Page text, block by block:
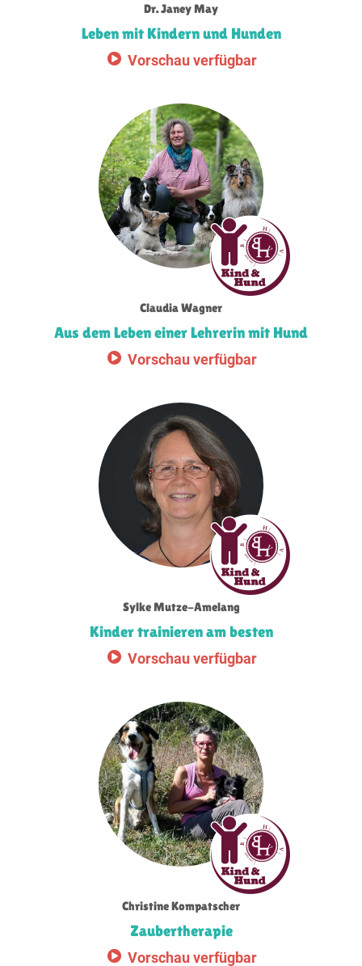
Dr. Janey May
Leben mit Kindern und Hunden
Vorschau verfügbar
Claudia Wagner
Aus dem Leben einer Lehrerin mit Hund
Vorschau verfügbar
Sylke Mutze-Amelang
Kinder trainieren am besten
Vorschau verfügbar
Christine Kompatscher
Zaubertherapie
Vorschau verfügbar